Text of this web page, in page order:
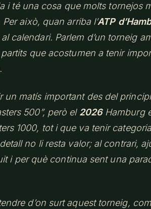
i té una cosa que molts tornejos
això, quan arriba l’ATP
al calendari. Parlem d’un torneig
que acostumen a tenir
un matís important des del
500”, però el 2026Hamburg
1000, tot i que va tenir
no li resta valor; al contrari,
i per què continua sent una
d’on surt aquest torneig,